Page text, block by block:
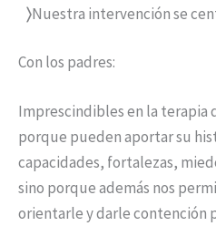
〉Nuestra intervención se
Con los padres:
Imprescindibles en la terapia
porque pueden aportar su
capacidades, fortalezas,
sino porque además nos
orientarle y darle contención